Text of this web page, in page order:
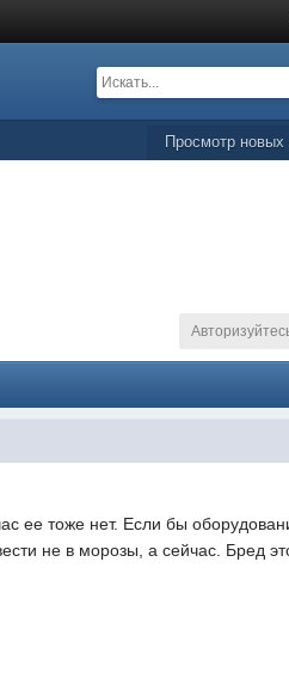
Просмотр новых
ее тоже нет. Если бы
не в морозы, а сейчас. Бред